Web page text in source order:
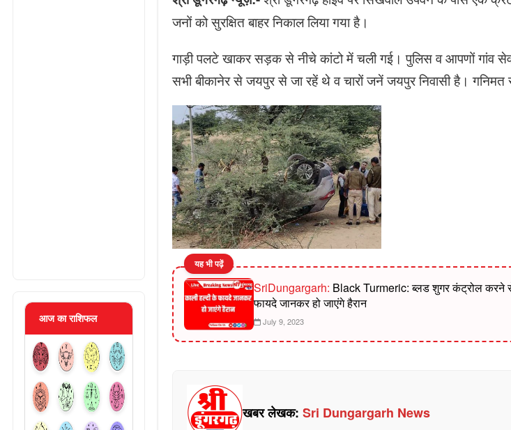
आज का राशिफल
जनों को सुरक्षित बाहर निकाल लिया गया है।
गाड़ी पलटे खाकर सड़क से नीचे कांटो में चली गई। पुलिस व आपणों गांव
सभी बीकानेर से जयपुर से जा रहें थे व चारों जनें जयपुर निवासी है। गनिमत
यह भी पढ़ें
SriDungargarh: Black Turmeric: ब्लड शुगर कंट्रोल
फायदे जानकर हो जाएंगे हैरान
July 9, 2023
खबर लेखक: Sri Dungargarh News